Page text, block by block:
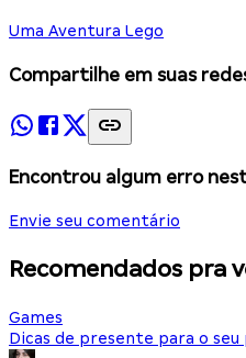
Uma Aventura Lego
Compartilhe em suas
Encontrou algum erro
Envie seu comentário
Recomendados pra
Games
Dicas de presente para o seu